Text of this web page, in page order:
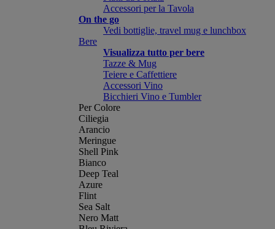
Accessori per la Tavola
On the go
Vedi bottiglie, travel mug e lunchbox
Bere
Visualizza tutto per bere
Tazze & Mug
Teiere e Caffettiere
Accessori Vino
Bicchieri Vino e Tumbler
Per Colore
Ciliegia
Arancio
Meringue
Shell Pink
Bianco
Deep Teal
Azure
Flint
Sea Salt
Nero Matt